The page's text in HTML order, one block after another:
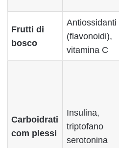
Frutti di
bosco
Antiossidanti
(flavonoidi),
vitamina C
Carboidrati
com plessi
Insulina,
triptofano
serotonina